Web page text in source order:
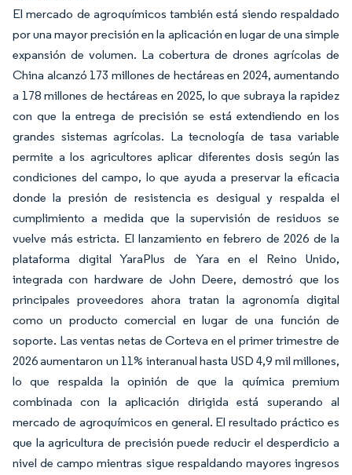
El mercado de agroquímicos también está siendo respaldado
por una mayor precisión en la aplicación en lugar de una simple
expansión de volumen. La cobertura de drones agrícolas de
China alcanzó 173 millones de hectáreas en 2024, aumentando
a 178 millones de hectáreas en 2025, lo que subraya la rapidez
con que la entrega de precisión se está extendiendo en los
grandes sistemas agrícolas. La tecnología de tasa variable
permite a los agricultores aplicar diferentes dosis según las
condiciones del campo, lo que ayuda a preservar la eficacia
donde la presión de resistencia es desigual y respalda el
cumplimiento a medida que la supervisión de residuos se
vuelve más estricta. El lanzamiento en febrero de 2026 de la
plataforma digital YaraPlus de Yara en el Reino Unido,
integrada con hardware de John Deere, demostró que los
principales proveedores ahora tratan la agronomía digital
como un producto comercial en lugar de una función de
soporte. Las ventas netas de Corteva en el primer trimestre de
2026 aumentaron un 11% interanual hasta USD 4,9 mil millones,
lo que respalda la opinión de que la química premium
combinada con la aplicación dirigida está superando al
mercado de agroquímicos en general. El resultado práctico es
que la agricultura de precisión puede reducir el desperdicio a
nivel de campo mientras sigue respaldando mayores ingresos